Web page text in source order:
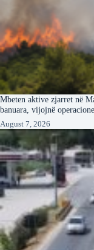
Mbeten aktive zjarret në
banuara, vijojnë
August 7, 2026